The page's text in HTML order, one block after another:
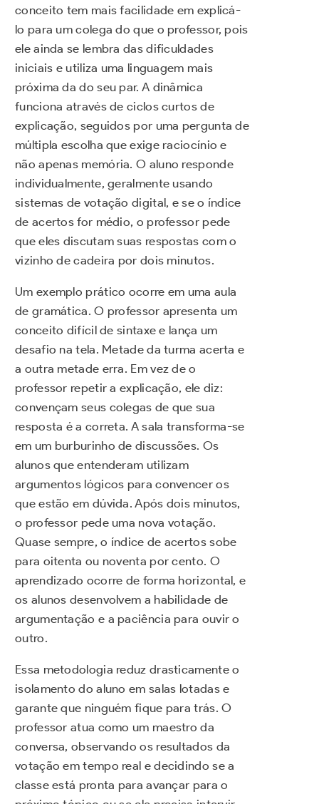
conceito tem mais facilidade em explicá-
lo para um colega do que o professor, pois
ele ainda se lembra das dificuldades
iniciais e utiliza uma linguagem mais
próxima da do seu par. A dinâmica
funciona através de ciclos curtos de
explicação, seguidos por uma pergunta de
múltipla escolha que exige raciocínio e
não apenas memória. O aluno responde
individualmente, geralmente usando
sistemas de votação digital, e se o índice
de acertos for médio, o professor pede
que eles discutam suas respostas com o
vizinho de cadeira por dois minutos.
Um exemplo prático ocorre em uma aula
de gramática. O professor apresenta um
conceito difícil de sintaxe e lança um
desafio na tela. Metade da turma acerta e
a outra metade erra. Em vez de o
professor repetir a explicação, ele diz:
convençam seus colegas de que sua
resposta é a correta. A sala transforma-se
em um burburinho de discussões. Os
alunos que entenderam utilizam
argumentos lógicos para convencer os
que estão em dúvida. Após dois minutos,
o professor pede uma nova votação.
Quase sempre, o índice de acertos sobe
para oitenta ou noventa por cento. O
aprendizado ocorre de forma horizontal, e
os alunos desenvolvem a habilidade de
argumentação e a paciência para ouvir o
outro.
Essa metodologia reduz drasticamente o
isolamento do aluno em salas lotadas e
garante que ninguém fique para trás. O
professor atua como um maestro da
conversa, observando os resultados da
votação em tempo real e decidindo se a
classe está pronta para avançar para o